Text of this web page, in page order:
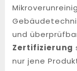
und
Zertifizierung
nur jene